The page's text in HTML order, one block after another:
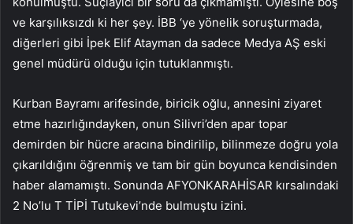
ve karşılıksızdı ki her şey. İBB ‘ye yönelik soruşturmada,
diğerleri gibi İpek Elif Atayman da sadece Medya AŞ eski
genel müdürü olduğu için tutuklanmıştı.
Kurban Bayramı arifesinde, biricik oğlu, annesini ziyaret
etme hazırlığındayken, onun Silivri’den apar topar
demirden bir hücre aracına bindirilip, bilinmeze doğru yola
çıkarıldığını öğrenmiş ve tam bir gün boyunca kendisinden
haber alamamıştı. Sonunda AFYONKARAHİSAR kırsalındaki
2 No’lu T TİPİ Tutukevi’nde bulmuştu izini.